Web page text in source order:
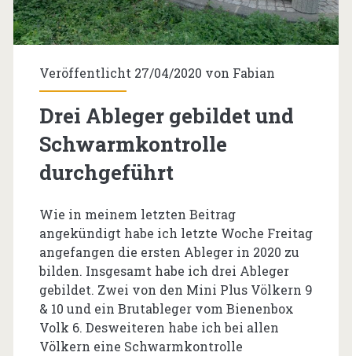
Veröffentlicht 27/04/2020 von Fabian
Drei Ableger gebildet und
Schwarmkontrolle
durchgeführt
Wie in meinem letzten Beitrag
angekündigt habe ich letzte Woche Freitag
angefangen die ersten Ableger in 2020 zu
bilden. Insgesamt habe ich drei Ableger
gebildet. Zwei von den Mini Plus Völkern 9
& 10 und ein Brutableger vom Bienenbox
Volk 6. Desweiteren habe ich bei allen
Völkern eine Schwarmkontrolle